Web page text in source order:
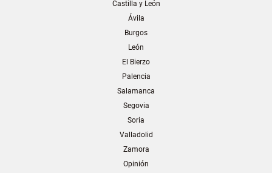
Castilla y León
Ávila
Burgos
León
El Bierzo
Palencia
Salamanca
Segovia
Soria
Valladolid
Zamora
Opinión